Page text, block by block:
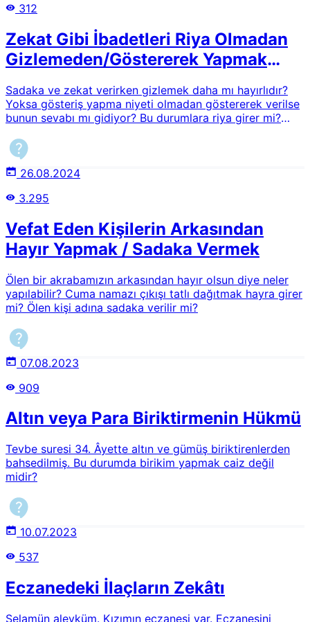
312
Zekat Gibi İbadetleri Riya Olmadan
Gizlemeden/Göstererek Yapmak
Sadaka ve zekat verirken gizlemek daha mı hayırlıdır?
Yoksa gösteriş yapma niyeti olmadan göstererek verilse
bunun sevabı mı gidiyor? Bu durumlara riya girer mi?
26.08.2024
3.295
Vefat Eden Kişilerin Arkasından
Hayır Yapmak / Sadaka Vermek
Ölen bir akrabamızın arkasından hayır olsun diye neler
yapılabilir? Cuma namazı çıkışı tatlı dağıtmak hayra girer
mi? Ölen kişi adına sadaka verilir mi?
07.08.2023
909
Altın veya Para Biriktirmenin Hükmü
Tevbe suresi 34. Âyette altın ve gümüş biriktirenlerden
bahsedilmiş. Bu durumda birikim yapmak caiz değil
midir?
10.07.2023
537
Eczanedeki İlaçların Zekâtı
Selamün aleyküm. Kızımın eczanesi var. Eczanesini